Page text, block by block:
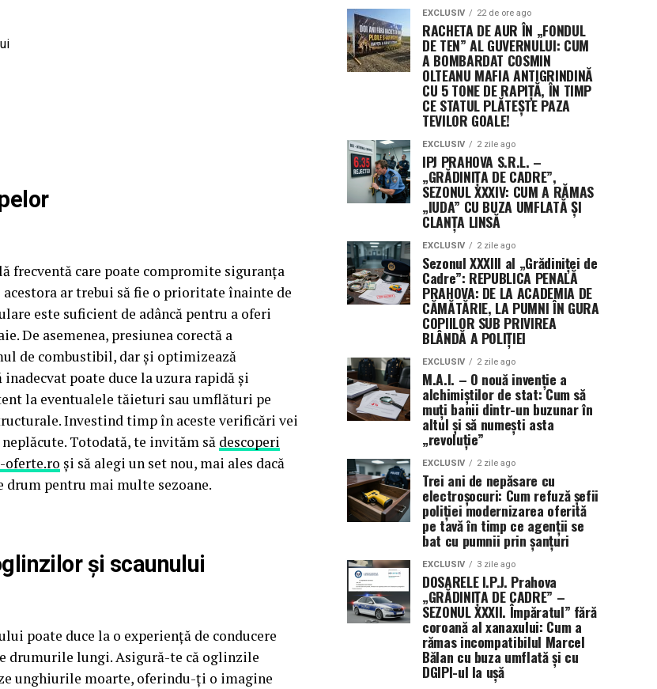
frecventă care poate compromite siguranța
ar trebui să fie o prioritate înainte de
este suficient de adâncă pentru a oferi
De asemenea, presiunea corectă a
de combustibil, dar și optimizează
poate duce la uzura rapidă și
la eventualele tăieturi sau umflături pe
Investind timp în aceste verificări vei
Totodată, te invităm să descoperi
oferte.ro și să alegi un set nou, mai ales dacă
pentru mai multe sezoane.
și scaunului
poate duce la o experiență de conducere
drumurile lungi. Asigură-te că oglinzile
unghiurile moarte, oferindu-ți o imagine
EXCLUSIV 22 de ore ago
RACHETA DE AUR ÎN „FONDUL
DE TEN” AL GUVERNULUI: CUM
A BOMBARDAT COSMIN
OLTEANU MAFIA ANTIGRINDINĂ
CU 5 TONE DE RAPIȚĂ, ÎN TIMP
CE STATUL PLĂTEȘTE PAZA
TEVILOR GOALE!
EXCLUSIV 2 zile ago
IPJ PRAHOVA S.R.L. –
„GRĂDINIȚA DE CADRE”,
SEZONUL XXXIV: CUM A RĂMAS
„IUDA” CU BUZA UMFLATĂ ȘI
CLANȚA LINSĂ
EXCLUSIV 2 zile ago
Sezonul XXXIII al „Grădiniței de
Cadre”: REPUBLICA PENALĂ
PRAHOVA: DE LA ACADEMIA DE
CĂMĂTĂRIE, LA PUMNI ÎN GURA
COPIILOR SUB PRIVIREA
BLÂNDĂ A POLIȚIEI
EXCLUSIV 2 zile ago
M.A.I. – O nouă invenție a
alchimiștilor de stat: Cum să
muți banii dintr-un buzunar în
altul și să numești asta
„revoluție”
EXCLUSIV 2 zile ago
Trei ani de nepăsare cu
electroșocuri: Cum refuză șefii
poliției modernizarea oferită
pe tavă în timp ce agenții se
bat cu pumnii prin șanțuri
EXCLUSIV 3 zile ago
DOSARELE I.P.J. Prahova
„GRĂDINIȚA DE CADRE” –
SEZONUL XXXII. Împăratul” fără
coroană al xanaxului: Cum a
rămas incompatibilul Marcel
Bălan cu buza umflată și cu
DGIPI-ul la ușă